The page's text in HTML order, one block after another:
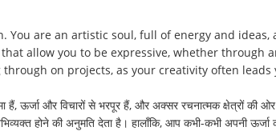
are an artistic soul, full of energy and ideas,
allow you to be expressive, whether through
on projects, as your creativity often leads
ऊर्जा और विचारों से भरपूर हैं, और अक्सर रचनात्मक क्षेत्रों की
होने की अनुमति देता है। हालाँकि, आप कभी-कभी अपनी ऊर्जा